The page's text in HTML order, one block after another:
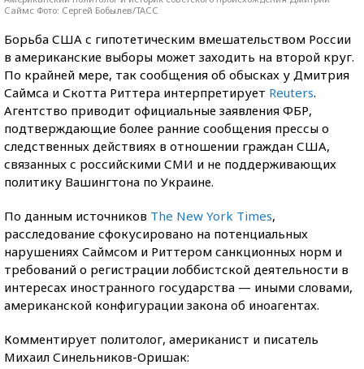
Саймс Фото: Сергей Бобылев/ТАСС
Борьба США с гипотетическим вмешательством России
в американские выборы может заходить на второй круг.
По крайней мере, так сообщения об обысках у Дмитрия
Саймса и Скотта Риттера интерпретирует Reuters.
Агентство приводит официальные заявления ФБР,
подтверждающие более ранние сообщения прессы о
следственных действиях в отношении граждан США,
связанных с российскими СМИ и не поддерживающих
политику Вашингтона по Украине.
По данным источников The New York Times,
расследование сфокусировано на потенциальных
нарушениях Саймсом и Риттером санкционных норм и
требований о регистрации лоббистской деятельности в
интересах иностранного государства — иными словами,
американской конфигурации закона об иноагентах.
Комментирует политолог, американист и писатель
Михаил Синельников-Оришак: